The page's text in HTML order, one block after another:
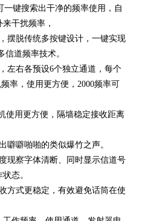
一键搜索出干净的频率使用，自
来干扰频率，
摆脱传统多按键设计，一键实现
信道频率技术。
左右各预设6个独立通道，每个
率，使用更方便，2000频率可
使用更方便，隔墙稳定接收距离
出噼噼啪啪的类似爆竹之声。
现察字体清断、同时显示信道号
态。
方式更稳定，有效避免话筒在使